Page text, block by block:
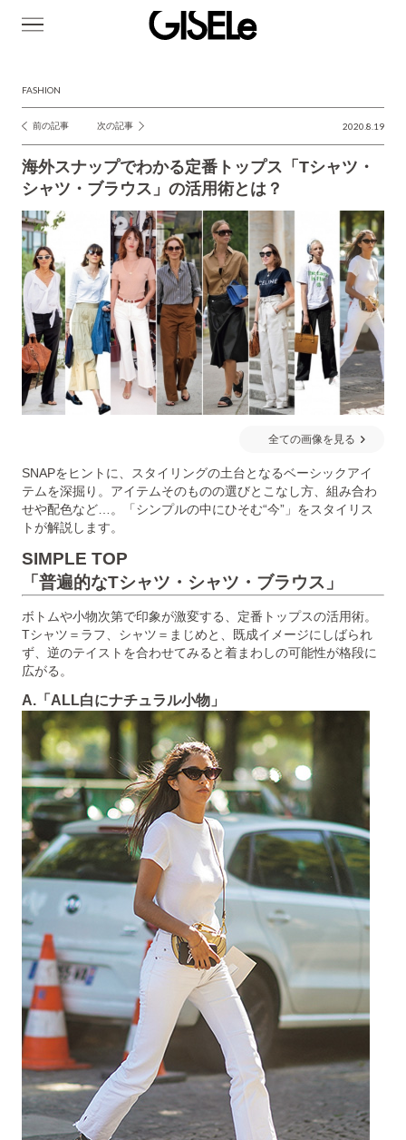
FASHION
投
稿
ナ
ビ
ゲ
ー
シ
ョ
ン
前の記事 次の記事 2020.8.19
海外スナップでわかる定番トップス「Tシャツ・
シャツ・ブラウス」の活用術とは？
全ての画像を見る
SNAPをヒントに、スタイリングの土台となるベーシックアイ
テムを深掘り。アイテムそのものの選びとこなし方、組み合わ
せや配色など…。「シンプルの中にひそむ“今”」をスタイリス
トが解説します。
SIMPLE TOP
「普遍的なTシャツ・シャツ・ブラウス」
ボトムや小物次第で印象が激変する、定番トップスの活用術。
Tシャツ＝ラフ、シャツ＝まじめと、既成イメージにしばられ
ず、逆のテイストを合わせてみると着まわしの可能性が格段に
広がる。
A.「ALL白にナチュラル小物」